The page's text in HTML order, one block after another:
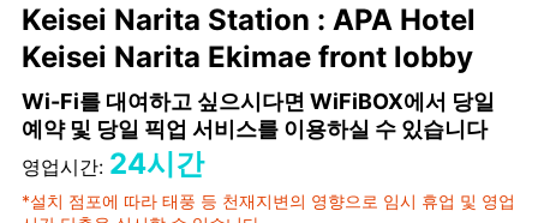
Keisei Narita Station : APA Hotel
Keisei Narita Ekimae front lobby
Wi-Fi를 대여하고 싶으시다면 WiFiBOX에서 당일
예약 및 당일 픽업 서비스를 이용하실 수 있습니다
영업시간: 24시간
*설치 점포에 따라 태풍 등 천재지변의 영향으로 임시 휴업 및 영업